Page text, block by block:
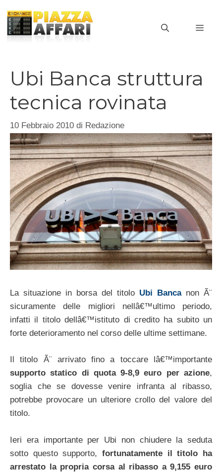
contenuto
Ubi Banca struttura
tecnica rovinata
10 Febbraio 2010 di Redazione
La situazione in borsa del titolo Ubi Bancanon Ã¨
sicuramente delle migliori nellâ€™ultimo periodo,
infatti il titolo dellâ€™istituto di credito ha subito un
forte deterioramento nel corso delle ultime settimane.
Il titolo Ã¨ arrivato fino a toccare lâ€™importante
supporto statico di quota 9-8,9 euro per azione,
soglia che se dovesse venire infranta al ribasso,
potrebbe provocare un ulteriore crollo del valore del
titolo.
Ieri era importante per Ubi non chiudere la seduta
sotto questo supporto, fortunatamente il titolo ha
arrestato la propria corsa al ribasso a 9,155 euro